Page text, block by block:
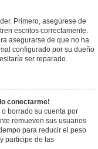
Primero, asegúrese de
escritos correctamente.
asegurarse de que no ha
configurado por su dueño
ser reparado.
conectarme!
borrado su cuenta por
remueven sus usuarios
para reducir el peso
participe de las